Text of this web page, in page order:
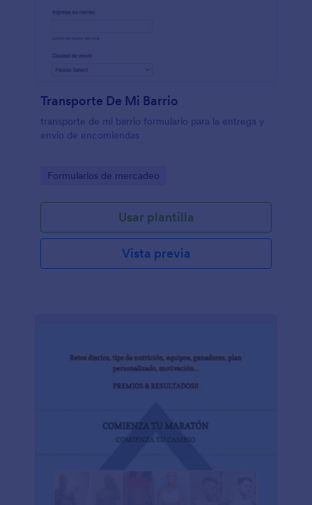
Transporte De Mi Barrio
transporte de mi barrio formulario para la entrega y
envio de encomiendas
Go to Category:
Formularios de mercadeo
Usar plantilla
Vista previa